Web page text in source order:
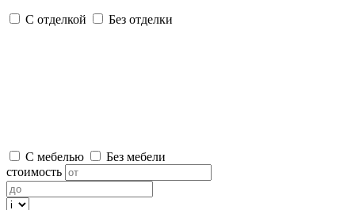
С отделкой Без отделки
С мебелью
Без мебели
стоимость